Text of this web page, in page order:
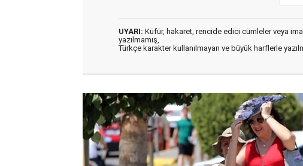
UYARI: Küfür, hakaret, rencide edici cümleler veya
yazılmamış,
Türkçe karakter kullanılmayan ve büyük harflerle